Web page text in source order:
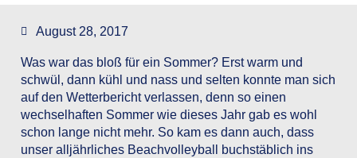
August 28, 2017
Was war das bloß für ein Sommer? Erst warm und
schwül, dann kühl und nass und selten konnte man sich
auf den Wetterbericht verlassen, denn so einen
wechselhaften Sommer wie dieses Jahr gab es wohl
schon lange nicht mehr. So kam es dann auch, dass
unser alljährliches Beachvolleyball buchstäblich ins